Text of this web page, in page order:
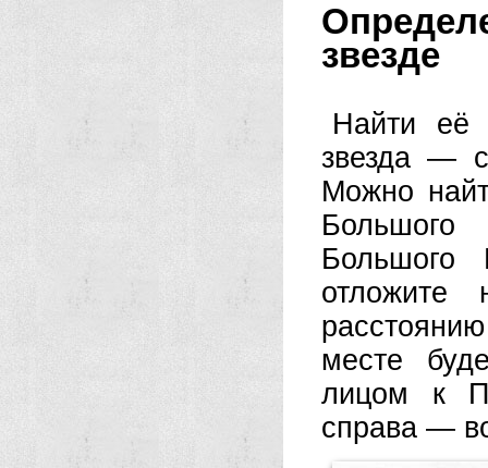
звезде
Найти её
звезда —
Можно
отложите
месте
лицом к
справа —